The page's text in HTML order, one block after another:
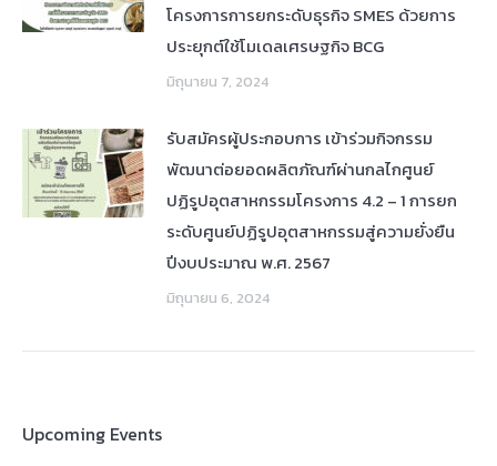
โครงการการยกระดับธุรกิจ SMES ด้วยการ
ประยุกต์ใช้โมเดลเศรษฐกิจ BCG
มิถุนายน 7, 2024
รับสมัครผู้ประกอบการ เข้าร่วมกิจกรรม
พัฒนาต่อยอดผลิตภัณฑ์ผ่านกลไกศูนย์
ปฏิรูปอุตสาหกรรมโครงการ 4.2 – 1 การยก
ระดับศูนย์ปฏิรูปอุตสาหกรรมสู่ความยั่งยืน
ปีงบประมาณ พ.ศ. 2567
มิถุนายน 6, 2024
Upcoming Events